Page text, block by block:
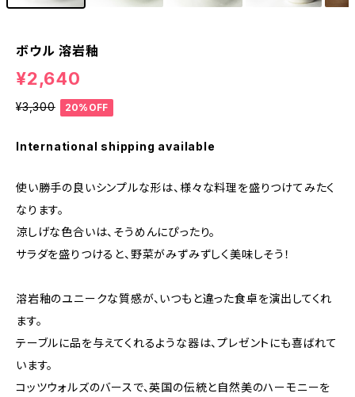
ボウル 溶岩釉
¥2,640
¥3,300 20%OFF
International shipping available
使い勝手の良いシンプルな形は、様々な料理を盛りつけてみたく
なります。
涼しげな色合いは、そうめんにぴったり。
サラダを盛りつけると、野菜がみずみずしく美味しそう！
溶岩釉のユニークな質感が、いつもと違った食卓を演出してくれ
ます。
テーブルに品を与えてくれるような器は、プレゼントにも喜ばれて
います。
コッツウォルズのバースで、英国の伝統と自然美のハーモニーを